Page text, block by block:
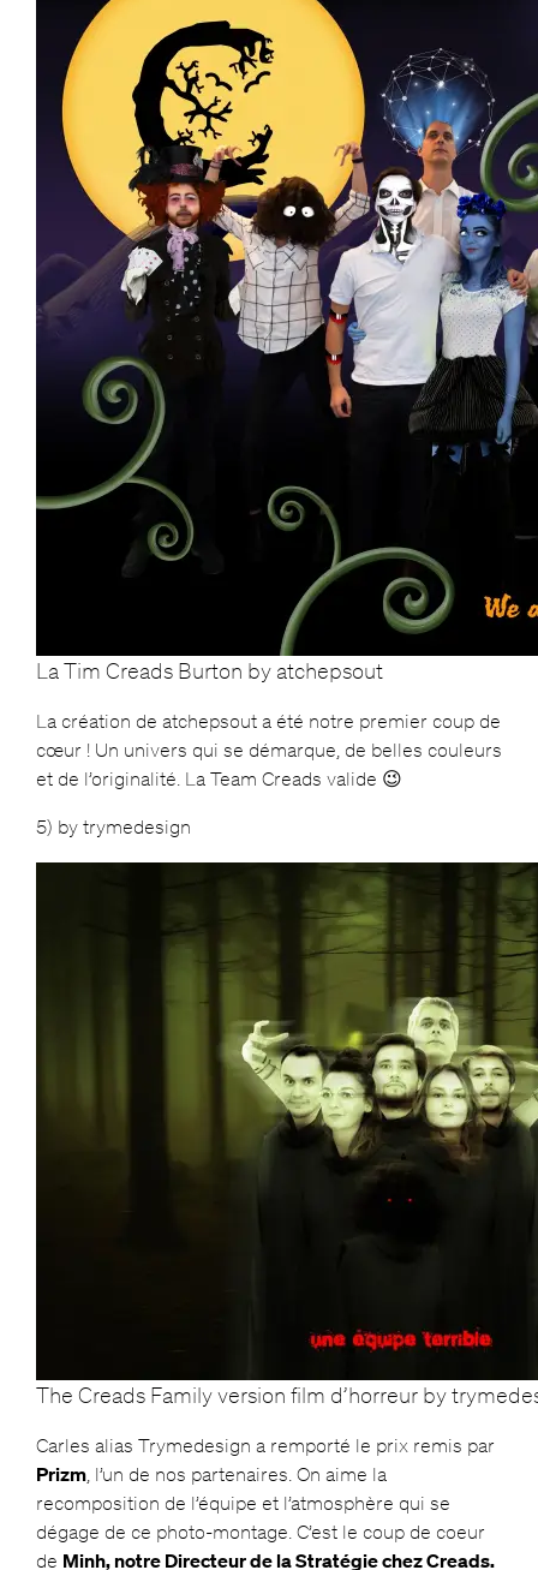
La Tim Creads Burton by atchepsout
La création de atchepsout a été notre premier coup de
cœur ! Un univers qui se démarque, de belles couleurs
et de l’originalité. La Team Creads valide 😉
5) by trymedesign
The Creads Family version film d’horreur by
Carles alias Trymedesign a remporté le prix remis par
Prizm, l’un de nos partenaires. On aime la
recomposition de l’équipe et l’atmosphère qui se
dégage de ce photo-montage. C’est le coup de coeur
de Minh, notre Directeur de la Stratégie chez Creads.